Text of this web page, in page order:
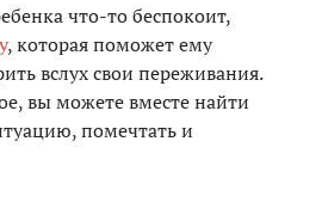
что-то беспокоит,
, которая поможет ему
вслух свои переживания.
вы можете вместе найти
помечтать и